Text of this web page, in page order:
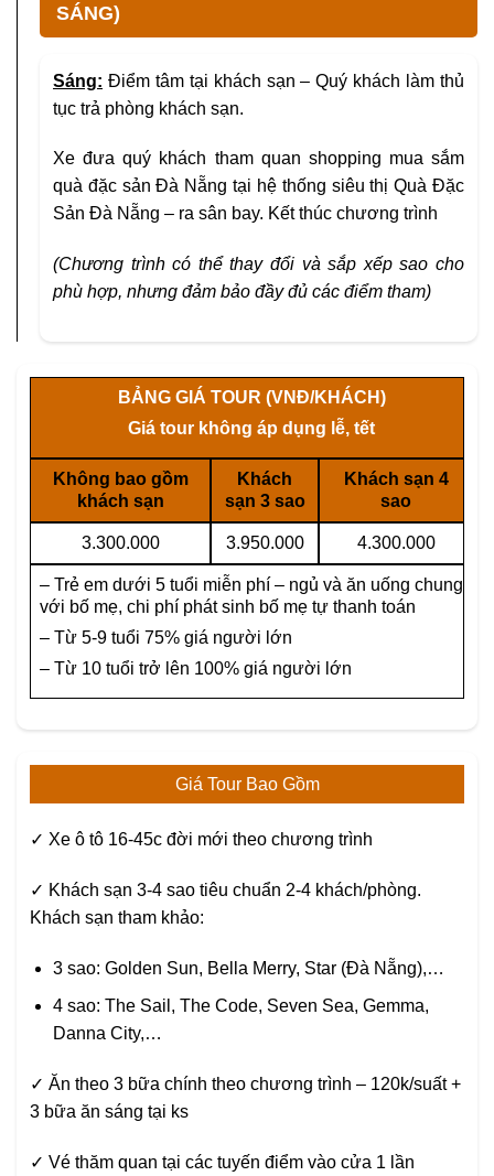
SÁNG)
Sáng: Điểm tâm tại khách sạn – Quý khách làm thủ
tục trả phòng khách sạn.
Xe đưa quý khách tham quan shopping mua sắm
quà đặc sản Đà Nẵng tại hệ thống siêu thị Quà Đặc
Sản Đà Nẵng – ra sân bay. Kết thúc chương trình
(Chương trình có thể thay đổi và sắp xếp sao cho
phù hợp, nhưng đảm bảo đầy đủ các điểm tham)
BẢNG GIÁ TOUR (VNĐ/KHÁCH)
Giá tour không áp dụng lễ, tết
Không bao gồm
khách sạn
Khách
sạn 3 sao
Khách sạn 4
sao
3.300.000 3.950.000 4.300.000
– Trẻ em dưới 5 tuổi miễn phí – ngủ và ăn uống chung
với bố mẹ, chi phí phát sinh bố mẹ tự thanh toán
– Từ 5-9 tuổi 75% giá người lớn
– Từ 10 tuổi trở lên 100% giá người lớn
Giá Tour Bao Gồm
✓ Xe ô tô 16-45c đời mới theo chương trình
✓ Khách sạn 3-4 sao tiêu chuẩn 2-4 khách/phòng.
Khách sạn tham khảo:
3 sao: Golden Sun, Bella Merry, Star (Đà Nẵng),…
4 sao: The Sail, The Code, Seven Sea, Gemma,
Danna City,…
✓ Ăn theo 3 bữa chính theo chương trình – 120k/suất +
3 bữa ăn sáng tại ks
✓ Vé thăm quan tại các tuyến điểm vào cửa 1 lần